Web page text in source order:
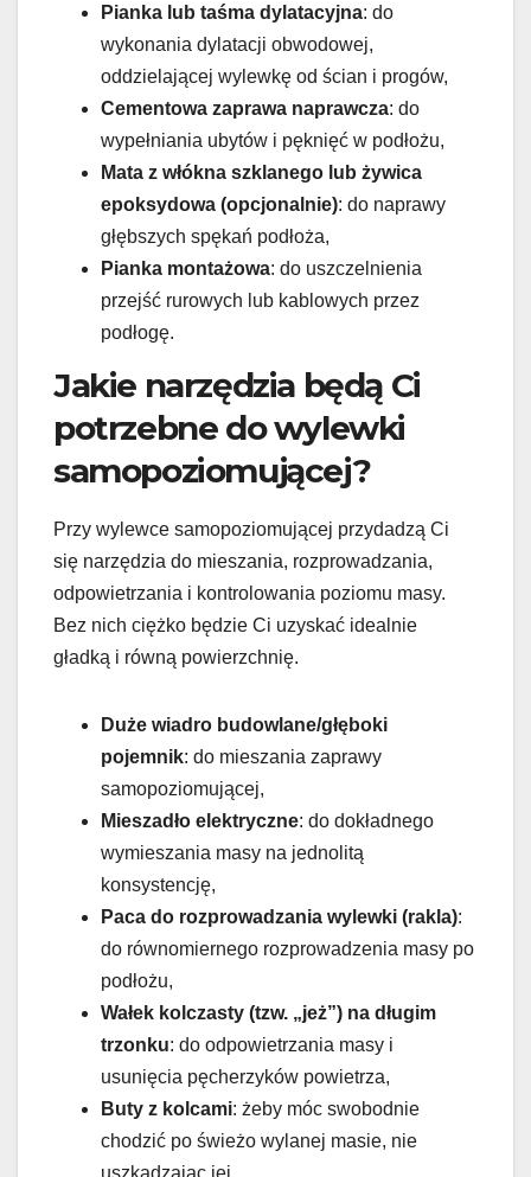
Pianka lub taśma dylatacyjna: do
wykonania dylatacji obwodowej,
oddzielającej wylewkę od ścian i progów,
Cementowa zaprawa naprawcza: do
wypełniania ubytów i pęknięć w podłożu,
Mata z włókna szklanego lub żywica
epoksydowa (opcjonalnie): do naprawy
głębszych spękań podłoża,
Pianka montażowa: do uszczelnienia
przejść rurowych lub kablowych przez
podłogę.
Jakie narzędzia będą Ci
potrzebne do wylewki
samopoziomującej?
Przy wylewce samopoziomującej przydadzą Ci
się narzędzia do mieszania, rozprowadzania,
odpowietrzania i kontrolowania poziomu masy.
Bez nich ciężko będzie Ci uzyskać idealnie
gładką i równą powierzchnię.
Duże wiadro budowlane/głęboki
pojemnik: do mieszania zaprawy
samopoziomującej,
Mieszadło elektryczne: do dokładnego
wymieszania masy na jednolitą
konsystencję,
Paca do rozprowadzania wylewki (rakla):
do równomiernego rozprowadzenia masy po
podłożu,
Wałek kolczasty (tzw. „jeż”) na długim
trzonku: do odpowietrzania masy i
usunięcia pęcherzyków powietrza,
Buty z kolcami: żeby móc swobodnie
chodzić po świeżo wylanej masie, nie
uszkadzając jej,